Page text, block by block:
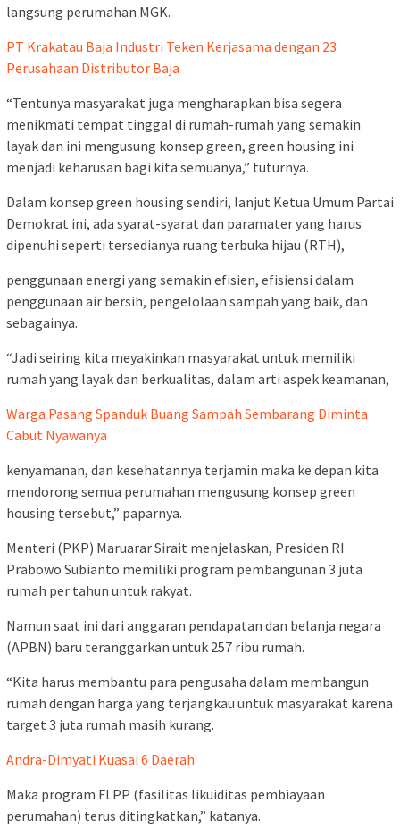
langsung perumahan MGK.
PT Krakatau Baja Industri Teken Kerjasama dengan 23
Perusahaan Distributor Baja
“Tentunya masyarakat juga mengharapkan bisa segera
menikmati tempat tinggal di rumah-rumah yang semakin
layak dan ini mengusung konsep green, green housing ini
menjadi keharusan bagi kita semuanya,” tuturnya.
Dalam konsep green housing sendiri, lanjut Ketua Umum Partai
Demokrat ini, ada syarat-syarat dan paramater yang harus
dipenuhi seperti tersedianya ruang terbuka hijau (RTH),
penggunaan energi yang semakin efisien, efisiensi dalam
penggunaan air bersih, pengelolaan sampah yang baik, dan
sebagainya.
“Jadi seiring kita meyakinkan masyarakat untuk memiliki
rumah yang layak dan berkualitas, dalam arti aspek keamanan,
Warga Pasang Spanduk Buang Sampah Sembarang Diminta
Cabut Nyawanya
kenyamanan, dan kesehatannya terjamin maka ke depan kita
mendorong semua perumahan mengusung konsep green
housing tersebut,” paparnya.
Menteri (PKP) Maruarar Sirait menjelaskan, Presiden RI
Prabowo Subianto memiliki program pembangunan 3 juta
rumah per tahun untuk rakyat.
Namun saat ini dari anggaran pendapatan dan belanja negara
(APBN) baru teranggarkan untuk 257 ribu rumah.
“Kita harus membantu para pengusaha dalam membangun
rumah dengan harga yang terjangkau untuk masyarakat karena
target 3 juta rumah masih kurang.
Andra-Dimyati Kuasai 6 Daerah
Maka program FLPP (fasilitas likuiditas pembiayaan
perumahan) terus ditingkatkan,” katanya.